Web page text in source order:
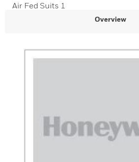
Air Fed Suits 1
Overview